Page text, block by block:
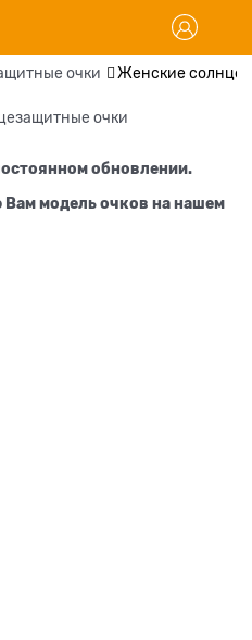
очки Женские
очки
обновлении.
модель очков на нашем